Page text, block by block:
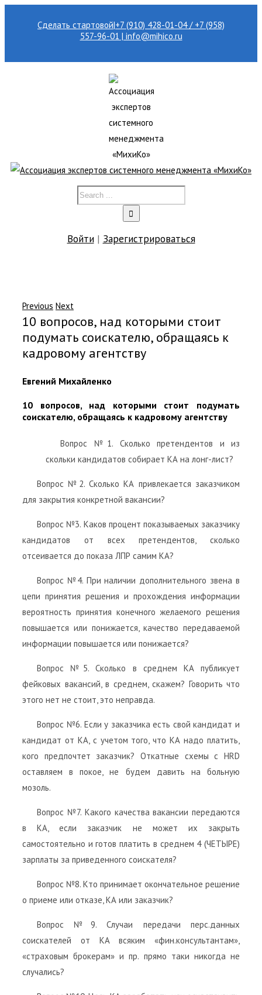
Сделать стартовой|+7 (910) 428-01-04 / +7 (958)
557-96-01 | info@mihico.ru
Войти| Зарегистрироваться
Previous Next
10 вопросов, над которыми стоит
подумать соискателю, обращаясь к
кадровому агентству
Евгений Михайленко
10 вопросов, над которыми стоит подумать
соискателю, обращаясь к кадровому агентству
Вопрос №1. Сколько претендентов и из
скольки кандидатов собирает КА на лонг-лист?
Вопрос №2. Сколько КА привлекается заказчиком
для закрытия конкретной вакансии?
Вопрос №3. Каков процент показываемых заказчику
кандидатов от всех претендентов, сколько
отсеивается до показа ЛПР самим КА?
Вопрос №4. При наличии дополнительного звена в
цепи принятия решения и прохождения информации
вероятность принятия конечного желаемого решения
повышается или понижается, качество передаваемой
информации повышается или понижается?
Вопрос №5. Сколько в среднем КА публикует
фейковых вакансий, в среднем, скажем? Говорить что
этого нет не стоит, это неправда.
Вопрос №6. Если у заказчика есть свой кандидат и
кандидат от КА, с учетом того, что КА надо платить,
кого предпочтет заказчик? Откатные схемы с HRD
оставляем в покое, не будем давить на больную
мозоль.
Вопрос №7. Какого качества вакансии передаются
в КА, если заказчик не может их закрыть
самостоятельно и готов платить в среднем 4 (ЧЕТЫРЕ)
зарплаты за приведенного соискателя?
Вопрос №8. Кто принимает окончательное решение
о приеме или отказе, КА или заказчик?
Вопрос №9. Случаи передачи перс.данных
соискателей от КА всяким «фин.консультантам»,
«страховым брокерам» и пр. прямо таки никогда не
случались?